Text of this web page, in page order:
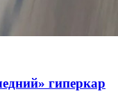
гиперкар